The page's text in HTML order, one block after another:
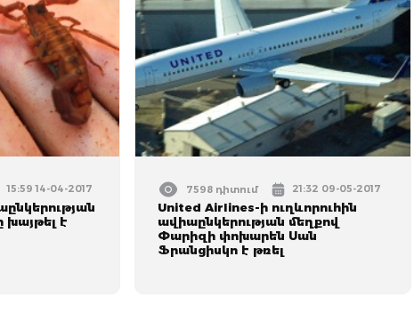
15:59 14-04-2017
է
7598 դիտում 21:32 09-05-2017
United Airlines-ի ուղևորուհին
ավիաընկերության մեղքով
Փարիզի փոխարեն Սան
Ֆրանցիսկո է թռել